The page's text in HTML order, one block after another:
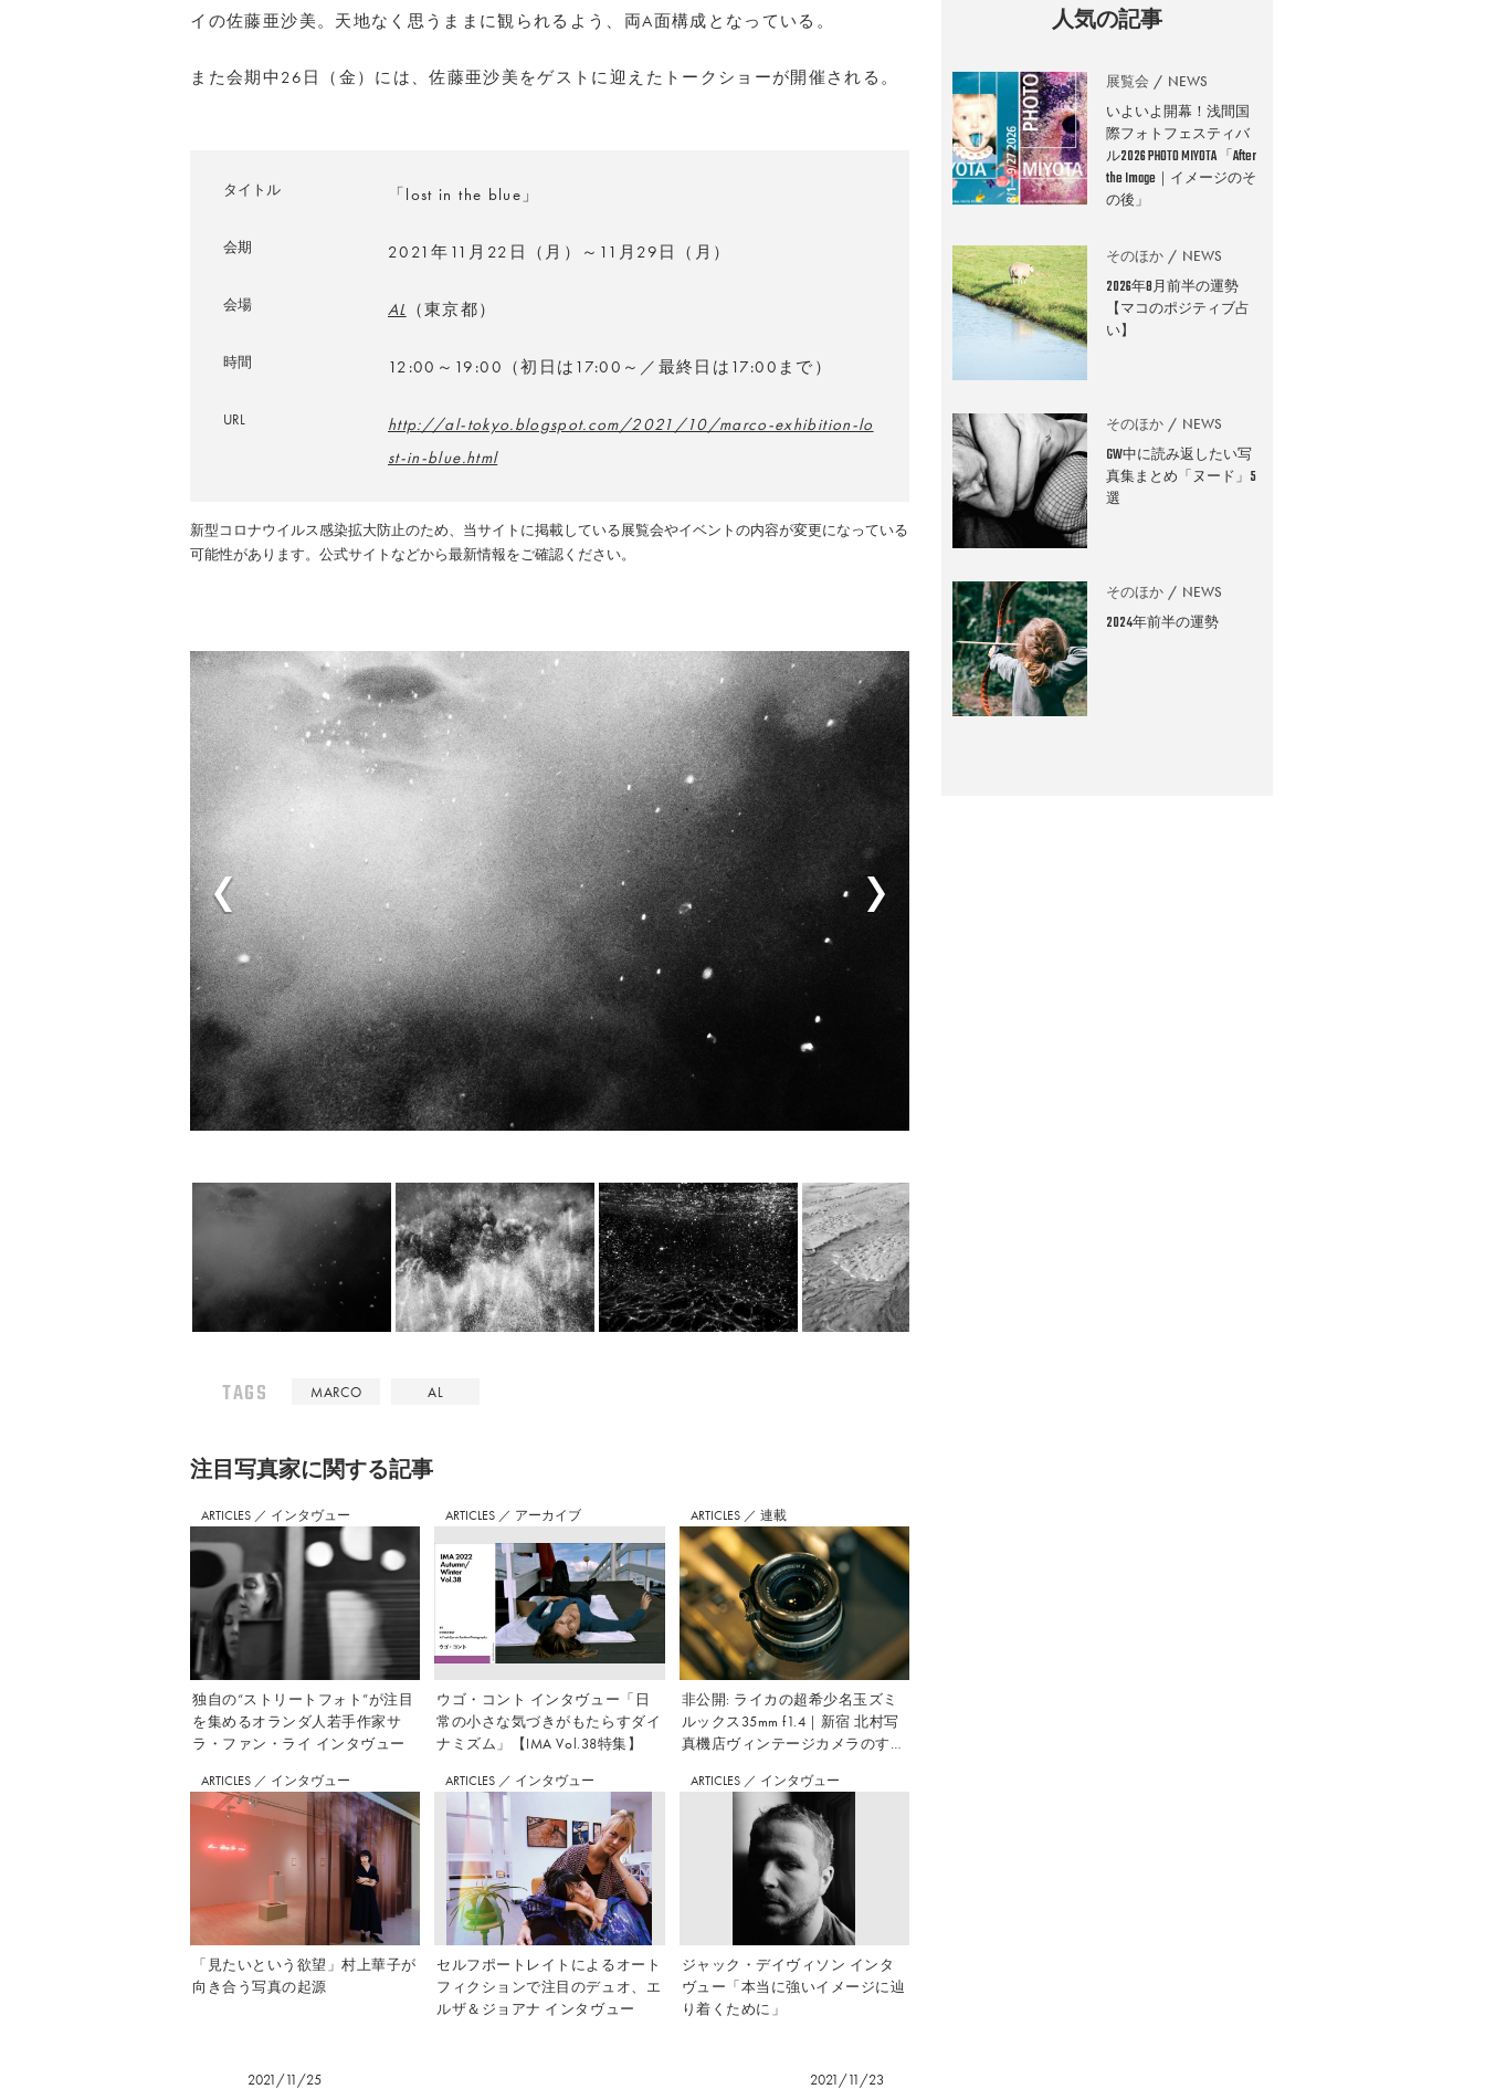
イの佐藤亜沙美。天地なく思うままに観られるよう、両A面構成となっている。
また会期中26日（金）には、佐藤亜沙美をゲストに迎えたトークショーが開催される。
タイトル 「lost in the blue」
会期 2021年11月22日（月）～11月29日（月）
会場 AL （東京都）
時間 12:00～19:00（初日は17:00～／最終日は17:00まで）
URL
http://al-tokyo.blogspot.com/2021/10/marco-exhibition-lo
st-in-blue.html
新型コロナウイルス感染拡大防止のため、当サイトに掲載している展覧会やイベントの内容が変更になっている
可能性があります。公式サイトなどから最新情報をご確認ください。
TAGS MARCO AL
注⽬写真家に関する記事
ARTICLES ／ インタヴュー
独自の“ストリートフォト”が注目
を集めるオランダ人若手作家サ
ラ・ファン・ライ インタヴュー
ARTICLES ／ アーカイブ
ウゴ・コント インタヴュー「日
常の小さな気づきがもたらすダイ
ナミズム」【IMA Vol.38特集】
ARTICLES ／ 連載
非公開: ライカの超希少名玉ズミ
ルックス35mm f1.4｜新宿 北村写
真機店ヴィンテージカメラのすす
ARTICLES ／ インタヴュー
「見たいという欲望」村上華子が
向き合う写真の起源
ARTICLES ／ インタヴュー
セルフポートレイトによるオート
フィクションで注目のデュオ、エ
ルザ＆ジョアナ インタヴュー
ARTICLES ／ インタヴュー
ジャック・デイヴィソン インタ
ヴュー「本当に強いイメージに辿
り着くために」
2021/11/25 2021/11/23
人気の記事
展覧会 NEWS
いよいよ開幕！浅間国
際フォトフェスティバ
ル2026 PHOTO MIYOTA 「After
the Image｜イメージのそ
の後」
そのほか NEWS
2026年8月前半の運勢
【マコのポジティブ占
い】
そのほか NEWS
GW中に読み返したい写
真集まとめ「ヌード」5
選
そのほか NEWS
2024年前半の運勢